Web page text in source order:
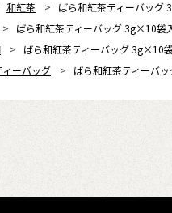
和紅茶 >
ばら和紅茶ティーバッグ
>
ばら和紅茶ティーバッグ 3g×10袋
>
ばら和紅茶ティーバッグ 3g×10
ィーバッグ > ばら和紅茶ティーバ